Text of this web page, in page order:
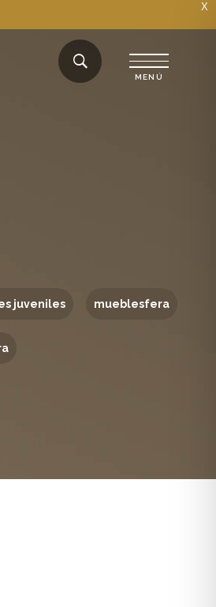
X
juveniles mueblesfera